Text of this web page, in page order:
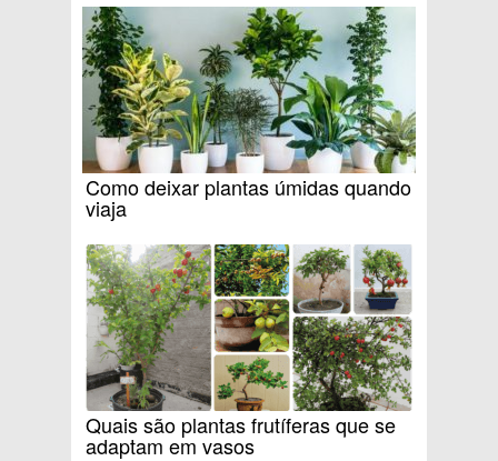
Como deixar plantas úmidas quando
viaja
Quais são plantas frutíferas que se
adaptam em vasos